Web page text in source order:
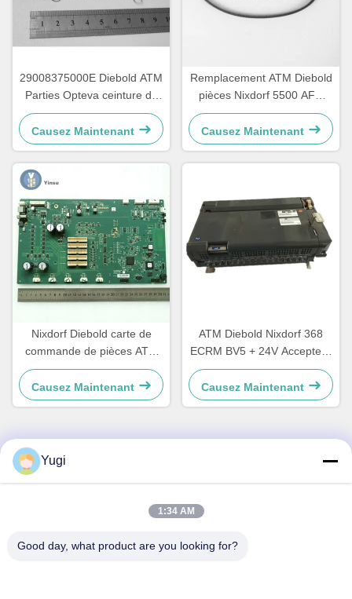
29008375000E Diebold ATM
Parties Opteva ceinture de
freinage ceinture de
transport 67T
Causez Maintenant
Remplacement ATM Diebold
pièces Nixdorf 5500 AFD
445T ceinture de transport
2900837500AH
Causez Maintenant
Nixdorf Diebold carte de
commande de pièces ATM
carte mère CCA Discovery
49242480000B
Causez Maintenant
ATM Diebold Nixdorf 368
ECRM BV5 + 24V Accepteur
de factures Validateur pièces
49238415000A
Causez Maintenant
Contact rapide
Xingye Est, parc industriel communautaire Shunjiang, ville
Yugi
1:34 AM
Good day, what product are you looking for?